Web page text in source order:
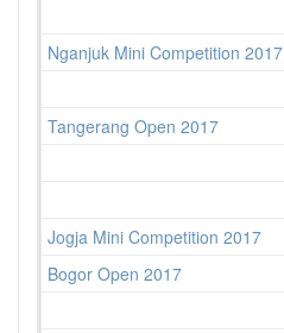
Nganjuk Mini Competition 2017
Tangerang Open 2017
Jogja Mini Competition 2017
Bogor Open 2017